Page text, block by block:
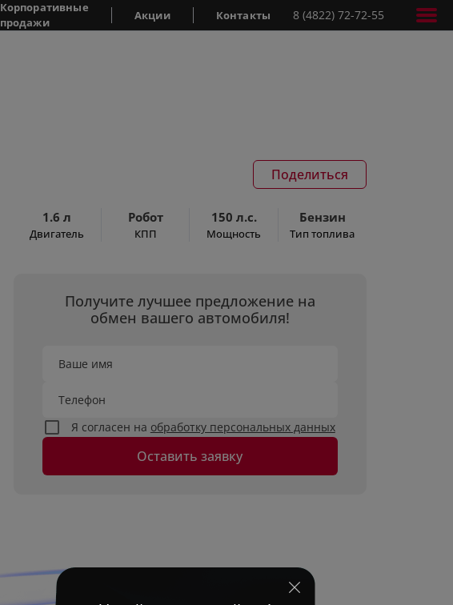
Корпоративные
продажи
Акции Контакты 8 (4822) 72-72-55
Поделиться
1.6 л
Двигатель
Робот
КПП
150 л.с.
Мощность
Бензин
Тип топлива
Получите лучшее предложение на
обмен вашего автомобиля!
Ваше имя
Телефон
Я согласен на обработку персональных данных
Оставить заявку